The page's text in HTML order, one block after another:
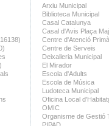
Arxiu Municipal
Biblioteca Municipal
Casal Catalunya
Casal d'Avis Plaça
Centre d'Atenció
Centre de Serveis
Deixalleria Municipal
El Mirador
Escola d'Adults
Escola de Música
Ludoteca Municipal
Oficina Local
OMIC
Organisme de Gestió